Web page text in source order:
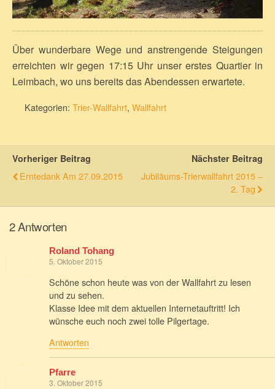
Über wunderbare Wege und anstrengende Steigungen
erreichten wir gegen 17:15 Uhr unser erstes Quartier in
Leimbach, wo uns bereits das Abendessen erwartete.
Kategorien: Trier-Wallfahrt, Wallfahrt
Vorheriger Beitrag
Erntedank Am 27.09.2015
Nächster Beitrag
Jubiläums-Trierwallfahrt 2015 –
2. Tag
2 Antworten
Roland Tohang
5. Oktober 2015
Schöne schon heute was von der Wallfahrt zu lesen
und zu sehen.
Klasse Idee mit dem aktuellen Internetauftritt! Ich
wünsche euch noch zwei tolle Pilgertage.
Antworten
Pfarre
3. Oktober 2015